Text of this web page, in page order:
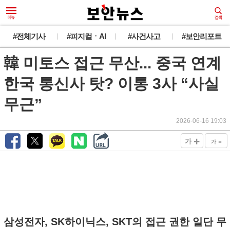
#전체기사 #피지컬ㆍAI #사건사고 #보안리포트
韓 미토스 접근 무산... 중국 연계
한국 통신사 탓? 이통 3사 “사실
무근”
2026-06-16 19:03
가 + 가 -
삼성전자, SK하이닉스, SKT의 접근 권한 일단 무